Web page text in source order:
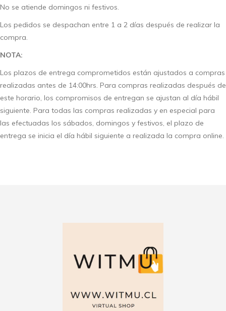
No se atiende domingos ni festivos.
Los pedidos se despachan entre 1 a 2 días después de realizar la
compra.
NOTA:
Los plazos de entrega comprometidos están ajustados a compras
realizadas antes de 14:00hrs. Para compras realizadas después de
este horario, los compromisos de entregan se ajustan al día hábil
siguiente. Para todas las compras realizadas y en especial para
las efectuadas los sábados, domingos y festivos, el plazo de
entrega se inicia el día hábil siguiente a realizada la compra online.